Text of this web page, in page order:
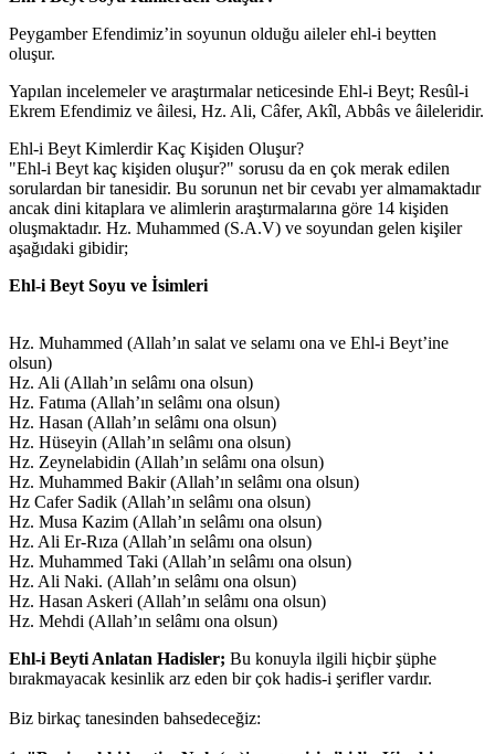
Peygamber Efendimiz’in soyunun olduğu aileler ehl-i beytten
oluşur.
Yapılan incelemeler ve araştırmalar neticesinde Ehl-i Beyt; Resûl-i
Ekrem Efendimiz ve âilesi, Hz. Ali, Câfer, Akîl, Abbâs ve âileleridir.
Ehl-i Beyt Kimlerdir Kaç Kişiden Oluşur?
"Ehl-i Beyt kaç kişiden oluşur?" sorusu da en çok merak edilen
sorulardan bir tanesidir. Bu sorunun net bir cevabı yer almamaktadır
ancak dini kitaplara ve alimlerin araştırmalarına göre 14 kişiden
oluşmaktadır. Hz. Muhammed (S.A.V) ve soyundan gelen kişiler
aşağıdaki gibidir;
Ehl-i Beyt Soyu ve İsimleri
Hz. Muhammed (Allah’ın salat ve selamı ona ve Ehl-i Beyt’ine
olsun)
Hz. Ali (Allah’ın selâmı ona olsun)
Hz. Fatıma (Allah’ın selâmı ona olsun)
Hz. Hasan (Allah’ın selâmı ona olsun)
Hz. Hüseyin (Allah’ın selâmı ona olsun)
Hz. Zeynelabidin (Allah’ın selâmı ona olsun)
Hz. Muhammed Bakir (Allah’ın selâmı ona olsun)
Hz Cafer Sadik (Allah’ın selâmı ona olsun)
Hz. Musa Kazim (Allah’ın selâmı ona olsun)
Hz. Ali Er-Rıza (Allah’ın selâmı ona olsun)
Hz. Muhammed Taki (Allah’ın selâmı ona olsun)
Hz. Ali Naki. (Allah’ın selâmı ona olsun)
Hz. Hasan Askeri (Allah’ın selâmı ona olsun)
Hz. Mehdi (Allah’ın selâmı ona olsun)
Ehl-i Beyti Anlatan Hadisler; Bu konuyla ilgili hiçbir şüphe
bırakmayacak kesinlik arz eden bir çok hadis-i şerifler vardır.
Biz birkaç tanesinden bahsedeceğiz: